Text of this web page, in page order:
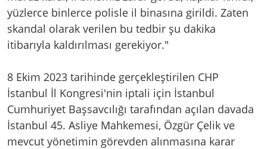
yüzlerce binlerce polisle il binasına girildi. Zaten
skandal olarak verilen bu tedbir şu dakika
itibarıyla kaldırılması gerekiyor."
8 Ekim 2023 tarihinde gerçekleştirilen CHP
İstanbul İl Kongresi'nin iptali için İstanbul
Cumhuriyet Başsavcılığı tarafından açılan davada
İstanbul 45. Asliye Mahkemesi, Özgür Çelik ve
mevcut yönetimin görevden alınmasına karar